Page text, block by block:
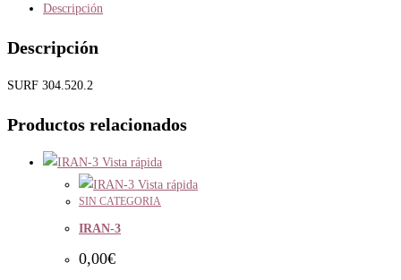
Descripción
Descripción
SURF 304.520.2
Productos relacionados
Vista rápida
Vista rápida
SIN CATEGORIA
IRAN-3
0,00€